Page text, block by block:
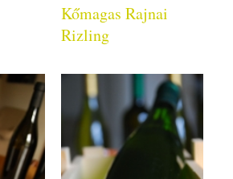
Kőmagas Rajnai
Rizling